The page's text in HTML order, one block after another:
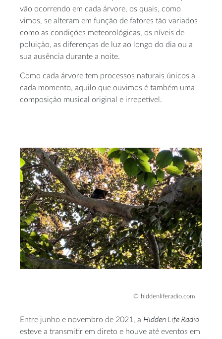
vão ocorrendo em cada árvore, os quais, como
vimos, se alteram em função de fatores tão variados
como as condições meteorológicas, os níveis de
poluição, as diferenças de luz ao longo do dia ou a
sua ausência durante a noite.
Como cada árvore tem processos naturais únicos a
cada momento, aquilo que ouvimos é também uma
composição musical original e irrepetível.
© hiddenliferadio.com
Entre junho e novembro de 2021, a Hidden Life Radio
esteve a transmitir em direto e houve até eventos em